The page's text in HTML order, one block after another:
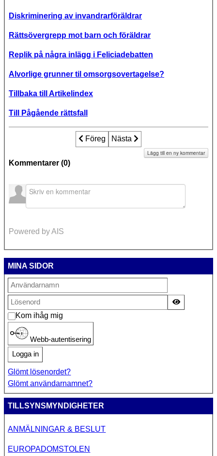
Diskriminering av invandrarföräldrar
Rättsövergrepp mot barn och föräldrar
Replik på några inlägg i Feliciadebatten
Alvorlige grunner til omsorgsovertagelse?
Tillbaka till Artikelindex
Till Pågående rättsfall
Föregående artikel: Feliciafallet -
Föreg Nästa artikel: Femåringen
Nästa
Kommentarer (0)
Lägg till en ny kommentar
Powered by AIS
MINA SIDOR
Kom ihåg mig
Webb-autentisering
Logga in
Glömt lösenordet?
Glömt användarnamnet?
TILLSYNSMYNDIGHETER
ANMÄLNINGAR & BESLUT
EUROPADOMSTOLEN